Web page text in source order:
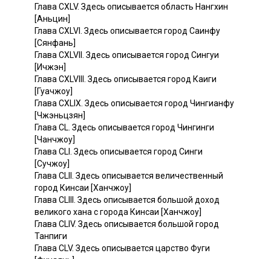
Глава CXLV. Здесь описывается область Нангхин
[Аньцин]
Глава CXLVI. Здесь описывается город Саинфу
[Сянфань]
Глава CXLVII. Здесь описывается город Сингуи
[Ичжэн]
Глава CXLVIII. Здесь описывается город Каиги
[Гуачжоу]
Глава CXLIX. Здесь описывается город Чингианфу
[Чжэньцзян]
Глава CL. Здесь описывается город Чингинги
[Чанчжоу]
Глава CLI. Здесь описывается город Синги
[Сучжоу]
Глава CLII. Здесь описывается величественный
город Кинсаи [Ханчжоу]
Глава CLIII. Здесь описывается большой доход
великого хана с города Кинсаи [Ханчжоу]
Глава CLIV. Здесь описывается большой город
Танпиги
Глава CLV. Здесь описывается царство Фуги